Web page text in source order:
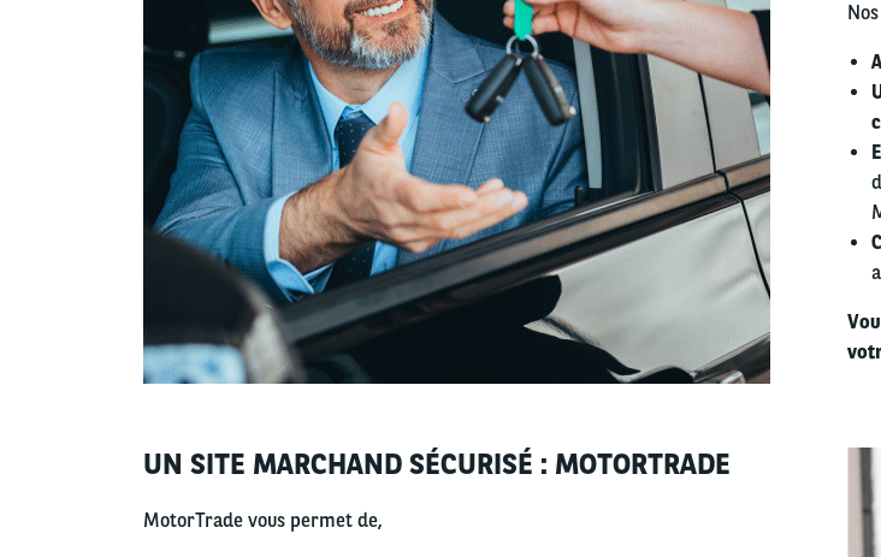
LeftUN SITE MARCHAND SÉCURISÉ : MOTORTRADE
MotorTrade vous permet de,
column